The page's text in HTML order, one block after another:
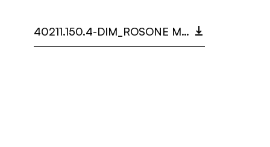
40211.150.4-DIM_ROSONE MULTIDOT.PDF